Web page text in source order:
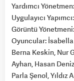
Yardımcı
Uygulayıcı
Görüntü
Oyuncular:
Berna Keskin, Nur
Ayhan, Hasan
Parla Şenol, Yıldız